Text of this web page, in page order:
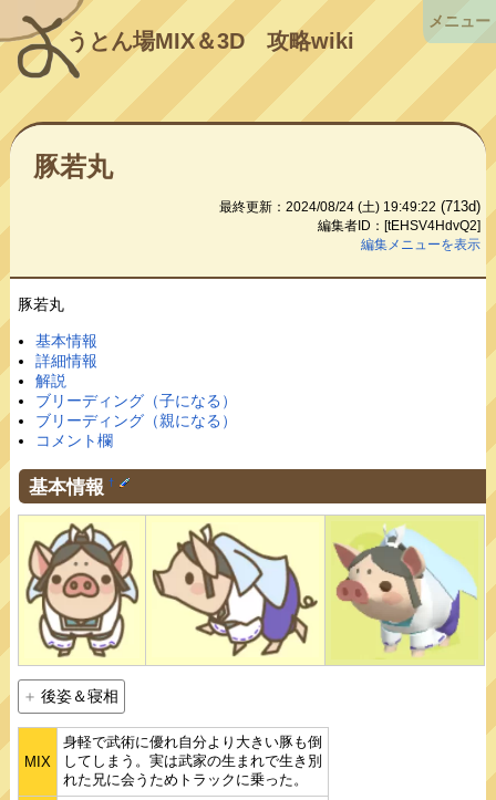
うとん場MIX＆3D攻略wiki
豚若丸
最終更新：2024/08/24 (土) 19:49:22 (713d)
編集者ID：[tEHSV4HdvQ2]
編集メニューを表示
豚若丸
基本情報
詳細情報
解説
ブリーディング（子になる）
ブリーディング（親になる）
コメント欄
基本情報 †
後姿＆寝相
MIX
身軽で武術に優れ自分より大きい豚も倒
してしまう。実は武家の生まれで生き別
れた兄に会うためトラックに乗った。
メニュー